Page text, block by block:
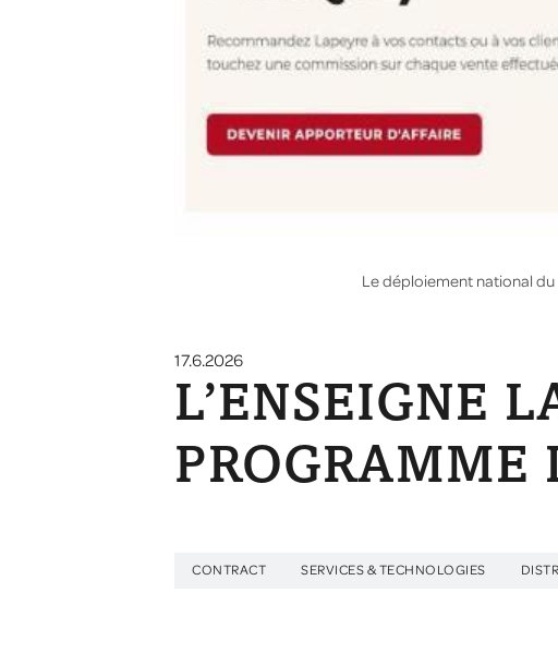
Le déploiement national
17.6.2026
L’ENSEIGNE
PROGRAMME
CONTRACT SERVICES & TECHNOLOGIES